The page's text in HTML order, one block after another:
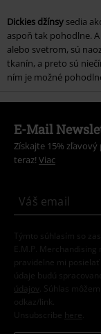
Dickies džínsy sedia
aspoň tak pohodlne.
alebo svetrom, sú
tkanín, a preto sú
ním je možné
E-Mail
Získajte 15%
teraz! Viac
Týmto súhlasím so
E.M.P.
pravidelne mi
údaje budú
údajov
. Súhlas
odkaz/link.
Unsubscribe here